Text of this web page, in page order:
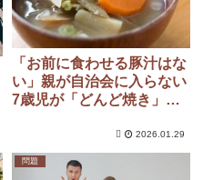
「お前に食わせる豚汁はな
い」親が自治会に入らない
7歳児が「どんど焼き」参
2026.01.29
問題